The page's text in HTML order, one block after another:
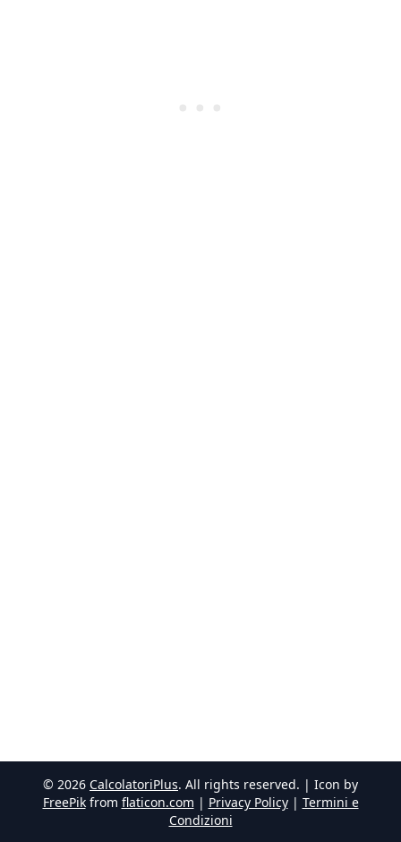
© 2026 CalcolatoriPlus. All rights reserved. | Icon by
FreePik from flaticon.com | Privacy Policy| Termini e
Condizioni